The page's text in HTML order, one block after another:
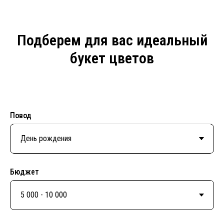
Подберем для вас идеальный
букет цветов
Повод
Бюджет